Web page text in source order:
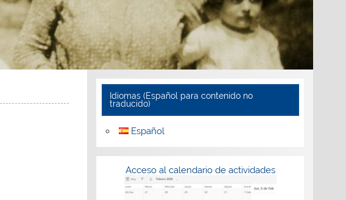
Idiomas (Español para contenido no
traducido)
Español
Acceso al calendario de actividades